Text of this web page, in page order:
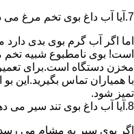
7.آیا آب داغ بوی تخم مرغ می دهد؟
اما اگر آب گرم بوی بدی
است! بوی نامطبوع شبیه تخم
مخزن دستگاه است.برای
با همیاران تماس بگیرید.این
تمیز شود.
8.آیا آب داغ بوی تند سیر می دهد؟
اگر بوی سیر به مشام می